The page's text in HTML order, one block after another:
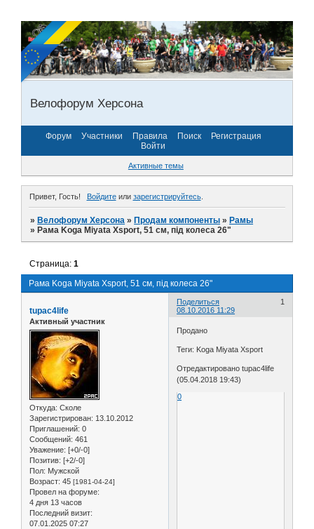
Велофорум Херсона
Форум Участники Правила Поиск
Регистрация
Войти
Активные темы
Привет, Гость! Войдитеили зарегистрируйтесь.
»Велофорум Херсона »Продам компоненты »Рамы
»Рама Koga Miyata Xsport, 51 см, під колеса 26"
Рама Koga Miyata Xsport, 51 см, під колеса 26"
Страница:1
Поделиться
1
08.10.2016 11:29
tupac4life
Активный участник
Откуда: Сколе
Зарегистрирован: 13.10.2012
Приглашений: 0
Сообщений: 461
Уважение: [+0/-0]
Позитив: [+2/-0]
Пол: Мужской
Возраст: 45 [1981-04-24]
Провел на форуме:
4 дня 13 часов
Последний визит:
07.01.2025 07:27
Продано
Теги: Koga Miyata Xsport
Отредактировано tupac4life
(05.04.2018 19:43)
0